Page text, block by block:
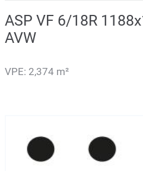
ASP VF 6/18R
AVW
VPE: 2,374 m²